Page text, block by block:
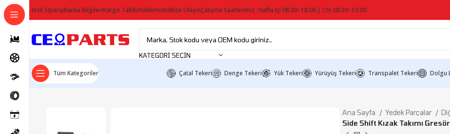
Hızlı SiparişBanka BilgileriKargo TakibiHakkımızdaBize UlaşınÇalışma Saatlerimiz : Hafta Içi 08:30–18:00 | Cts 08:30–13:00
KATEGORI SEÇIN
Tüm Kategoriler Çatal Tekeri Denge Tekeri Yük Tekeri Yürüyüş Tekeri Transpalet Tekeri Dolgu
Ana Sayfa Yedek Parçalar
Side Shift Kızak Takımı